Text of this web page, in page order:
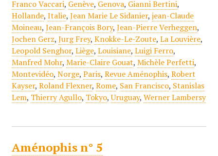
Franco Vaccari, Genève, Genova, Gianni Bertini,
Hollande, Italie, Jean Marie Le Sidanier, jean-Claude
Moineau, Jean-François Bory, Jean-Pierre Verheggen,
Jochen Gerz, Jurg Frey, Knokke-Le-Zoute, La Louvière,
Leopold Senghor, Liège, Louisiane, Luigi Ferro,
Manfred Mohr, Marie-Claire Gouat, Michèle Perfetti,
Montevidéo, Norge, Paris, Revue Aménophis, Robert
Kayser, Roland Flexner, Rome, San Francisco, Stanislas
Lem, Thierry Agullo, Tokyo,Uruguay, Werner Lambersy
Aménophis n° 5